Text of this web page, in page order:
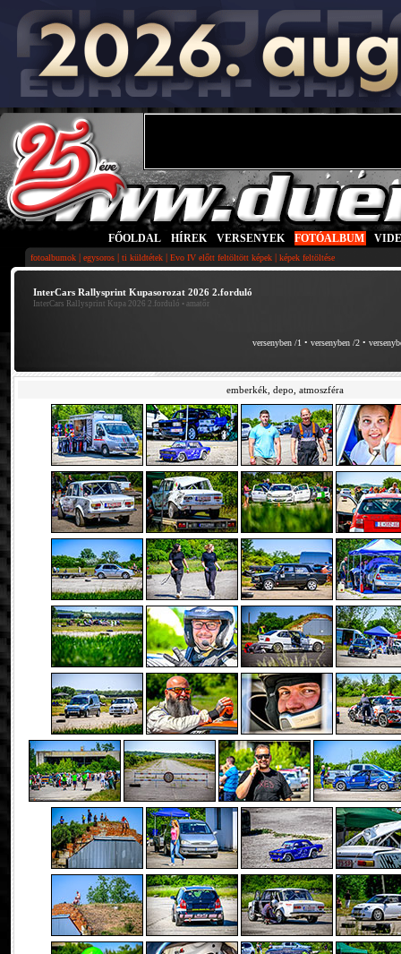
FŐOLDAL HÍREK VERSENYEK FOTÓALBUM
fotoalbumok | egysoros | ti küldtétek | Evo IV előtt feltöltött képek | képek feltöltése
InterCars Rallysprint Kupasorozat 2026 2.forduló
InterCars Rallysprint Kupa 2026 2.forduló • amatőr
versenyben /1 •versenyben /2 •
emberkék, depo, atmoszféra